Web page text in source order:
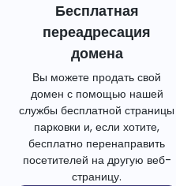
Бесплатная
переадресация
домена
Вы можете продать свой
домен с помощью нашей
службы бесплатной страницы
парковки и, если хотите,
бесплатно перенаправить
посетителей на другую веб-
страницу.